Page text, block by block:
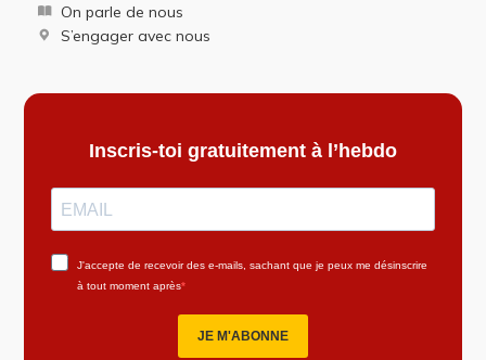
On parle de nous
S’engager avec nous